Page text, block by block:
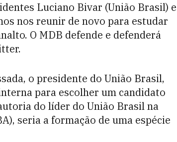
Luciano Bivar (União Brasil) e
nos reunir de novo para estudar
O MDB defende e defenderá
o presidente do União Brasil,
para escolher um candidato
do líder do União Brasil na
seria a formação de uma espécie